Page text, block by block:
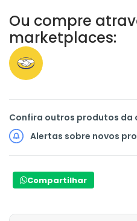
Ou compre
marketplaces:
Confira outros produtos da
Alertas sobre novos
Compartilhar